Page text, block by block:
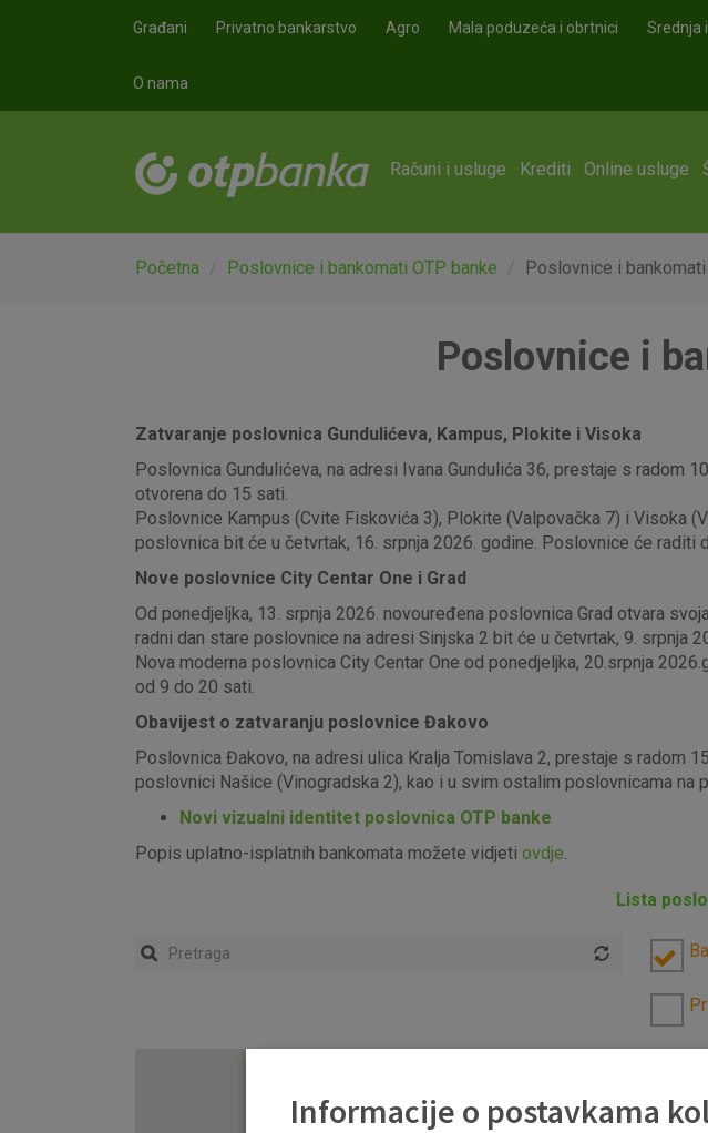
Građani Privatno bankarstvo Agro Mala poduzeća i obrtnici Srednja
O nama
Računi i usluge Krediti Online usluge
Početna Poslovnice i bankomati OTP banke Poslovnice i
Poslovnice i
Zatvaranje poslovnica Gundulićeva, Kampus, Plokite i Visoka
Poslovnica Gundulićeva, na adresi Ivana Gundulića 36, prestaje s radom
otvorena do 15 sati.
Poslovnice Kampus (Cvite Fiskovića 3), Plokite (Valpovačka 7) i Visoka
poslovnica bit će u četvrtak, 16. srpnja 2026. godine. Poslovnice će raditi
Nove poslovnice City Centar One i Grad
Od ponedjeljka, 13. srpnja 2026. novouređena poslovnica Grad otvara
radni dan stare poslovnice na adresi Sinjska 2 bit će u četvrtak, 9. srpnja
Nova moderna poslovnica City Centar One od ponedjeljka, 20.srpnja
od 9 do 20 sati.
Obavijest o zatvaranju poslovnice Đakovo
Poslovnica Đakovo, na adresi ulica Kralja Tomislava 2, prestaje s radom
poslovnici Našice (Vinogradska 2), kao i u svim ostalim poslovnicama na
Novi vizualni identitet poslovnica OTP banke
Popis uplatno-isplatnih bankomata možete vidjeti ovdje.
Lista
Informacije o postavkama